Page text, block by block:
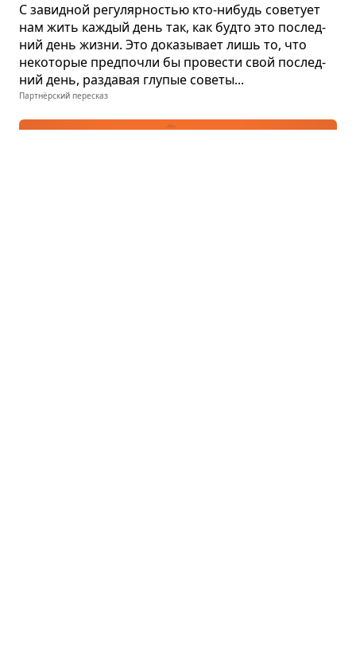
С завид­ной регу­ляр­но­стью кто-нибудь сове­тует
нам жить каж­дый день так, как будто это послед­
ний день жизни. Это дока­зы­вает лишь то, что
неко­то­рые пред­по­чли бы про­ве­сти свой послед­
ний день, раз­да­вая глу­пые советы...
Партнёрский пересказ